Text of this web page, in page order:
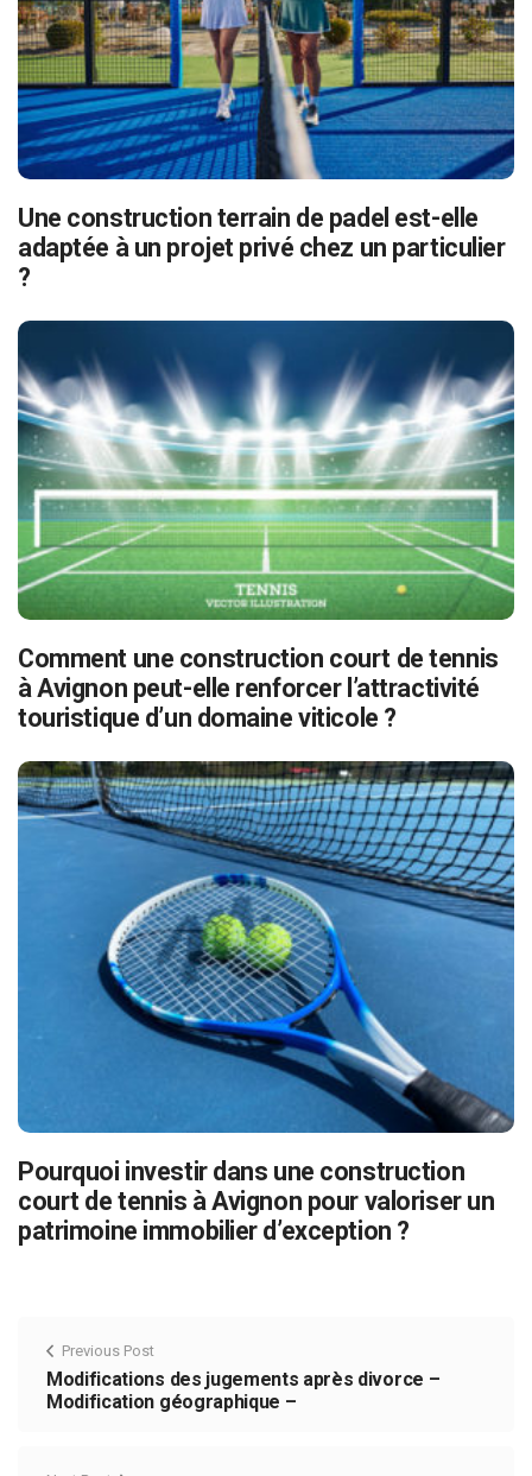
Une construction terrain de padel est-elle
adaptée à un projet privé chez un particulier
?
Comment une construction court de tennis
à Avignon peut-elle renforcer l’attractivité
touristique d’un domaine viticole ?
Pourquoi investir dans une construction
court de tennis à Avignon pour valoriser un
patrimoine immobilier d’exception ?
Previous Post
Modifications des jugements après divorce –
Modification géographique –